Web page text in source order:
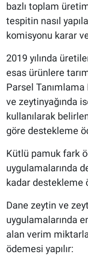
bazlı toplam
tespitin nasıl
komisyonu karar
2019 yılında
esas ürünlere
Parsel
ve zeytinyağında
kullanılarak
göre destekleme
Kütlü pamuk fark
uygulamalarında
kadar destekleme
Dane zeytin ve
uygulamalarında
alan verim
ödemesi yapılır: